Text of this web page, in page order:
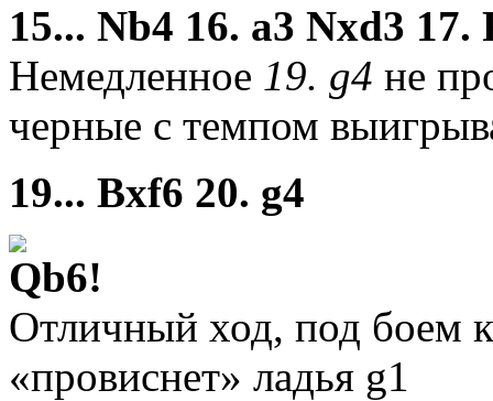
15... Nb4 16. a3 Nxd3
Немедленное 19. g4 не
черные с темпом
19... Bxf6 20. g4
Qb6!
Отличный ход, под боем
«провиснет» ладья g1